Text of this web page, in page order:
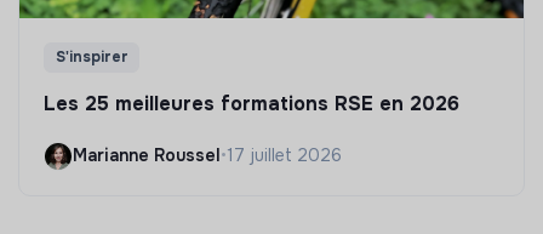
S'inspirer
Les 25 meilleures formations RSE en 2026
Marianne Roussel•17 juillet 2026